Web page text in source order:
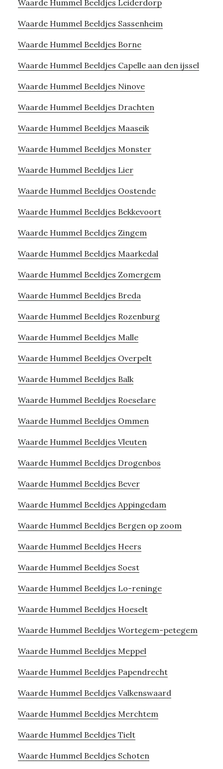
Waarde Hummel Beeldjes Leiderdorp
Waarde Hummel Beeldjes Sassenheim
Waarde Hummel Beeldjes Borne
Waarde Hummel Beeldjes Capelle aan den ijssel
Waarde Hummel Beeldjes Ninove
Waarde Hummel Beeldjes Drachten
Waarde Hummel Beeldjes Maaseik
Waarde Hummel Beeldjes Monster
Waarde Hummel Beeldjes Lier
Waarde Hummel Beeldjes Oostende
Waarde Hummel Beeldjes Bekkevoort
Waarde Hummel Beeldjes Zingem
Waarde Hummel Beeldjes Maarkedal
Waarde Hummel Beeldjes Zomergem
Waarde Hummel Beeldjes Breda
Waarde Hummel Beeldjes Rozenburg
Waarde Hummel Beeldjes Malle
Waarde Hummel Beeldjes Overpelt
Waarde Hummel Beeldjes Balk
Waarde Hummel Beeldjes Roeselare
Waarde Hummel Beeldjes Ommen
Waarde Hummel Beeldjes Vleuten
Waarde Hummel Beeldjes Drogenbos
Waarde Hummel Beeldjes Bever
Waarde Hummel Beeldjes Appingedam
Waarde Hummel Beeldjes Bergen op zoom
Waarde Hummel Beeldjes Heers
Waarde Hummel Beeldjes Soest
Waarde Hummel Beeldjes Lo-reninge
Waarde Hummel Beeldjes Hoeselt
Waarde Hummel Beeldjes Wortegem-petegem
Waarde Hummel Beeldjes Meppel
Waarde Hummel Beeldjes Papendrecht
Waarde Hummel Beeldjes Valkenswaard
Waarde Hummel Beeldjes Merchtem
Waarde Hummel Beeldjes Tielt
Waarde Hummel Beeldjes Schoten